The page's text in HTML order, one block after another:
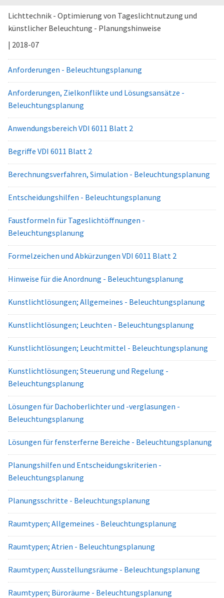
Lichttechnik - Optimierung von Tageslichtnutzung und
künstlicher Beleuchtung - Planungshinweise
| 2018-07
Anforderungen - Beleuchtungsplanung
Anforderungen, Zielkonflikte und Lösungsansätze -
Beleuchtungsplanung
Anwendungsbereich VDI 6011 Blatt 2
Begriffe VDI 6011 Blatt 2
Berechnungsverfahren, Simulation - Beleuchtungsplanung
Entscheidungshilfen - Beleuchtungsplanung
Faustformeln für Tageslichtöffnungen -
Beleuchtungsplanung
Formelzeichen und Abkürzungen VDI 6011 Blatt 2
Hinweise für die Anordnung - Beleuchtungsplanung
Kunstlichtlösungen; Allgemeines - Beleuchtungsplanung
Kunstlichtlösungen; Leuchten - Beleuchtungsplanung
Kunstlichtlösungen; Leuchtmittel - Beleuchtungsplanung
Kunstlichtlösungen; Steuerung und Regelung -
Beleuchtungsplanung
Lösungen für Dachoberlichter und -verglasungen -
Beleuchtungsplanung
Lösungen für fensterferne Bereiche - Beleuchtungsplanung
Planungshilfen und Entscheidungskriterien -
Beleuchtungsplanung
Planungsschritte - Beleuchtungsplanung
Raumtypen; Allgemeines - Beleuchtungsplanung
Raumtypen; Atrien - Beleuchtungsplanung
Raumtypen; Ausstellungsräume - Beleuchtungsplanung
Raumtypen; Büroräume - Beleuchtungsplanung